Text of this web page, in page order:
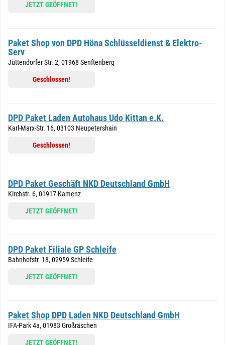
JETZT GEÖFFNET!
Paket Shop von DPD Höna Schlüsseldienst & Elektro-
Serv
Jüttendorfer Str. 2, 01968 Senftenberg
Geschlossen!
DPD Paket Laden Autohaus Udo Kittan e.K.
Karl-Marx-Str. 16, 03103 Neupetershain
Geschlossen!
DPD Paket Geschäft NKD Deutschland GmbH
Kirchstr. 6, 01917 Kamenz
JETZT GEÖFFNET!
DPD Paket Filiale GP Schleife
Bahnhofstr. 18, 02959 Schleife
JETZT GEÖFFNET!
Paket Shop DPD Laden NKD Deutschland GmbH
IFA-Park 4a, 01983 Großräschen
JETZT GEÖFFNET!